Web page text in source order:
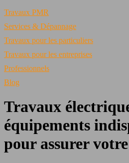
Travaux PMR
Services & Dépannage
Travaux pour les particuliers
Travaux pour les entreprises
Professionnels
Blog
Travaux
équipements
pour assurer